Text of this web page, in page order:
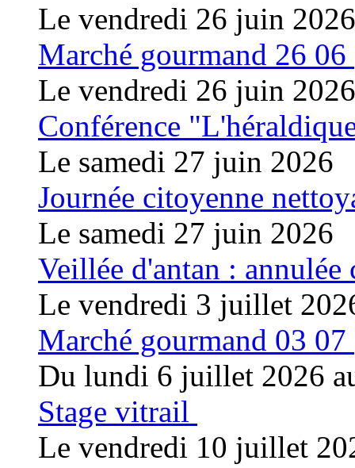
Le vendredi 26 juin 2026
Marché gourmand 26 06
Le vendredi 26 juin 2026
Conférence
Le samedi 27 juin 2026
Journée citoyenne
Le samedi 27 juin 2026
Veillée d'antan : annulée
Le vendredi 3 juillet
Marché gourmand 03 07
Du lundi 6 juillet 2026
Stage vitrail
Le vendredi 10 juillet